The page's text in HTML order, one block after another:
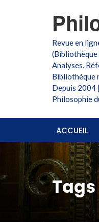
Revue en
(Bibliothèque
Analyses,
Bibliothèque
Depuis 2004
Philosophie
ACCUEIL